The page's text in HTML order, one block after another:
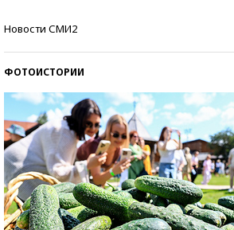
Новости СМИ2
ФОТОИСТОРИИ